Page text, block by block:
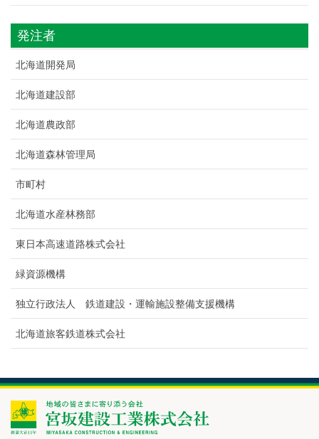
発注者
北海道開発局
北海道建設部
北海道農政部
北海道森林管理局
市町村
北海道水産林務部
東日本高速道路株式会社
緑資源機構
独立行政法人 鉄道建設・運輸施設整備支援機構
北海道旅客鉄道株式会社